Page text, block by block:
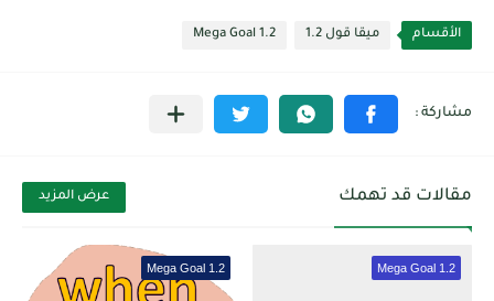
الأقسام ميقا قول 1.2 Mega Goal 1.2
مقالات قد تهمك عرض المزيد
Mega Goal 1.2
Mega Goal 1.2